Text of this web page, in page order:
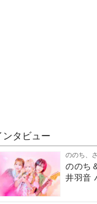
ンタビュー
ののち、
ののち
井羽音